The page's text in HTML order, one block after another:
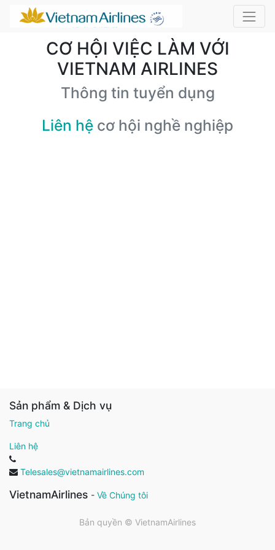
CƠ HỘI VIỆC LÀM VỚI
VIETNAM AIRLINES
Thông tin tuyển dụng
Liên hệ cơ hội nghề nghiệp
Sản phẩm & Dịch vụ
Trang chủ
Liên hệ
Telesales@vietnamairlines.com
VietnamAirlines - Về Chúng tôi
Bản quyền © VietnamAirlines